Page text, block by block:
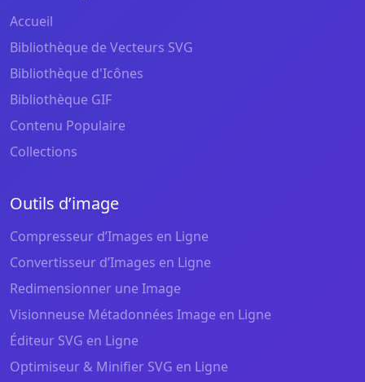
Accueil
Bibliothèque de Vecteurs SVG
Bibliothèque d'Icônes
Bibliothèque GIF
Contenu Populaire
Collections
Outils d’image
Compresseur d’Images en Ligne
Convertisseur d’Images en Ligne
Redimensionner une Image
Visionneuse Métadonnées Image en Ligne
Éditeur SVG en Ligne
Optimiseur & Minifier SVG en Ligne